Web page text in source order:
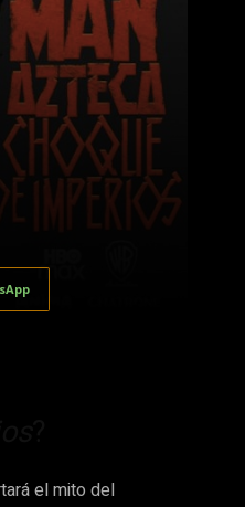
el mito del